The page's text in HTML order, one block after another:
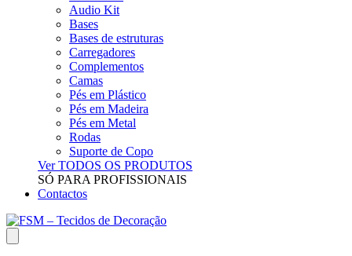
Audio Kit
Bases
Bases de estruturas
Carregadores
Complementos
Camas
Pés em Plástico
Pés em Madeira
Pés em Metal
Rodas
Suporte de Copo
Ver TODOS OS PRODUTOS
SÓ PARA PROFISSIONAIS
Contactos